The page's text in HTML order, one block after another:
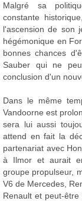
Malgré sa
constante
l'ascension de son
hégémonique en
bonnes chances
Sauber qui ne
conclusion d'un
Dans le même
Vandoorne est
sera lui aussi
attend en fait la
partenariat avec
à Ilmor et aurait
groupe propulseur,
V6 de Mercedes,
Renault et peut-